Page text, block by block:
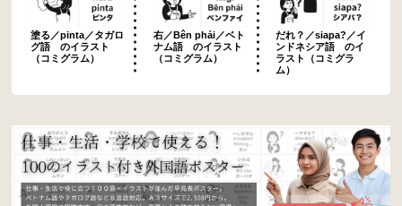
塗る／pinta／タガロ
グ語 のイラスト
（コミグラム）
右／Bên phải／ベト
ナム語 のイラスト
（コミグラム）
だれ？／siapa?／イ
ンドネシア語 のイ
ラスト（コミグラ
ム）